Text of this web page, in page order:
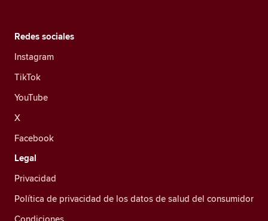
Redes sociales
Instagram
TikTok
YouTube
X
Facebook
Legal
Privacidad
Política de privacidad de los datos de salud del consumidor